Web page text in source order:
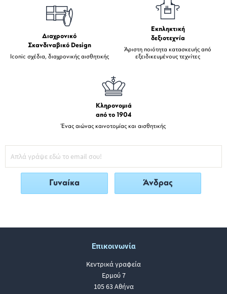
Διαχρονικό
Σκανδιναβικό Design
Iconic σχέδια, διαχρονικής αισθητικής
Εκπληκτική
δεξιοτεχνία
Άριστη ποιότητα κατασκευής από
εξειδικευμένους τεχνίτες
Κληρονομιά
από το 1904
Ένας αιώνας καινοτομίας και αισθητικής
Γυναίκα Άνδρας
Επικοινωνία
Κεντρικά γραφεία
Ερμού 7
105 63 Αθήνα